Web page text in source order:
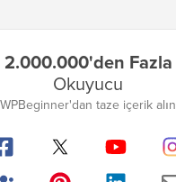
2.000.000'den Fazla
Okuyucu
WPBeginner'dan taze içerik alın